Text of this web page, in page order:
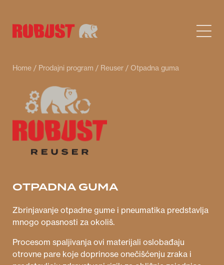
Home / Prodajni program / Reuser / Otpadna guma
OTPADNA GUMA
Zbrinjavanje otpadne gume i pneumatika predstavlja
mnogo opasnosti za okoliš.
Procesom spaljivanja ovi materijali oslobađaju
otrovne pare koje doprinose onečišćenju zraka i